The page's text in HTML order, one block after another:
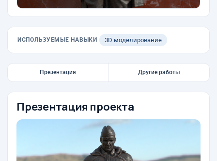
ИСПОЛЬЗУЕМЫЕ НАВЫКИ 3D моделирование
Презентация Другие работы
Презентация проекта